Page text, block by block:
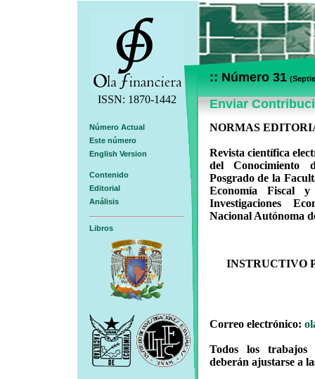
ISSN: 1870-1442
:: Número 31
Enviar
Número Actual
Este número
English Version
Contenido
Editorial
Análisis
Libros
NORMAS
Revista científica
del Conocimiento
Posgrado de la
Economía Fiscal
Investigaciones
Nacional Autónoma
INSTRUCTIVO
Correo electrónico:
Todos los trabajos
deberán ajustarse a